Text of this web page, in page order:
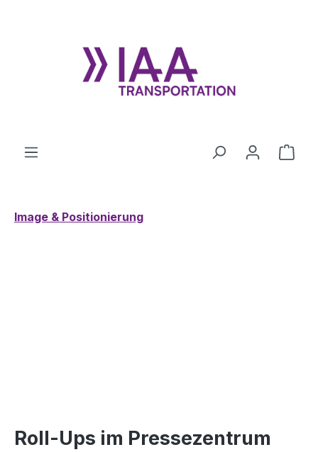
Image & Positionierung
Roll-Ups im Pressezentrum